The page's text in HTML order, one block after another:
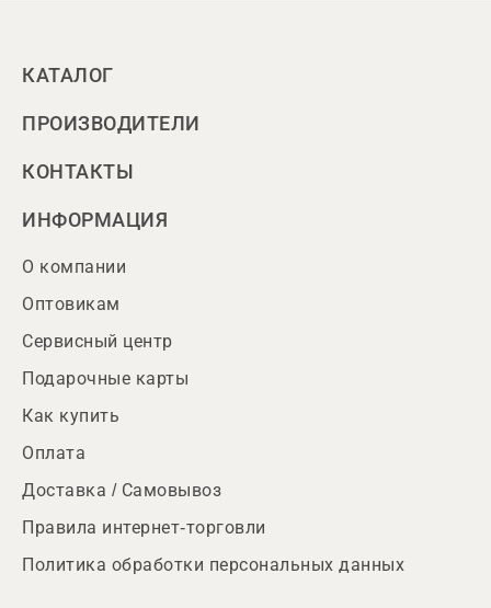
КАТАЛОГ
ПРОИЗВОДИТЕЛИ
КОНТАКТЫ
ИНФОРМАЦИЯ
О компании
Оптовикам
Сервисный центр
Подарочные карты
Как купить
Оплата
Доставка / Самовывоз
Правила интернет-торговли
Политика обработки персональных данных